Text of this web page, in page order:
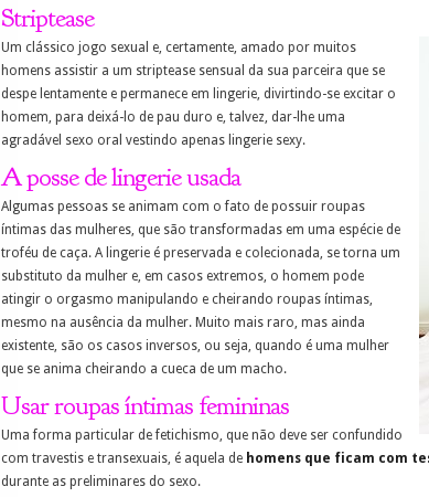
Striptease
Um clássico jogo sexual e, certamente, amado por muitos
homens assistir a um striptease sensual da sua parceira que se
despe lentamente e permanece em lingerie, divirtindo-se excitar o
homem, para deixá-lo de pau duro e, talvez, dar-lhe uma
agradável sexo oral vestindo apenas lingerie sexy.
A posse de lingerie usada
Algumas pessoas se animam com o fato de possuir roupas
íntimas das mulheres, que são transformadas em uma espécie de
troféu de caça. A lingerie é preservada e colecionada, se torna um
substituto da mulher e, em casos extremos, o homem pode
atingir o orgasmo manipulando e cheirando roupas íntimas,
mesmo na ausência da mulher. Muito mais raro, mas ainda
existente, são os casos inversos, ou seja, quando é uma mulher
que se anima cheirando a cueca de um macho.
Usar roupas íntimas femininas
Uma forma particular de fetichismo, que não deve ser confundido
com travestis e transexuais, é aquela de homens que ficam com
durante as preliminares do sexo.